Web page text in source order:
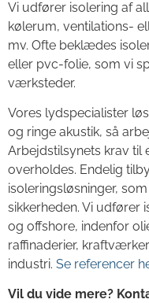
Vi udfører isolering af
kølerum, ventilations-
mv. Ofte beklædes
eller pvc-folie, som vi
værksteder.
Vores lydspecialister
og ringe akustik, så
Arbejdstilsynets krav til
overholdes. Endelig
isoleringsløsninger,
sikkerheden. Vi udfører
og offshore, indenfor
raffinaderier,
industri. Se referencer
Vil du vide mere?